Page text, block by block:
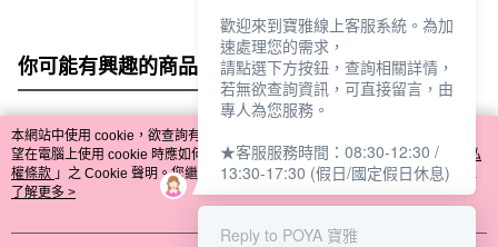
你可能有興趣的商品 全站排行
熱門標籤
本網站中使用 cookie，欲查詢有關本網站使用 cookie 方式之詳情，及若您不希
望在電腦上使用 cookie 時應如何變更電腦的 cookie 設定，請參閱本網站「
隱私
權條款 」之 Cookie 聲明。您繼續使用本網站即表示您同意本公司得按本網站使
用條款之 Cookie 聲明使用 cookie。
了解更多 >
歡迎來到寶雅線上客服系統。為加
速處理您的需求，
請點選下方按鈕，查詢相關詳情，
若無欲查詢資訊，可直接留言，由
專人為您服務。
★客服服務時間：08:30-12:30 /
13:30-17:30 (假日/國定假日休息)
Reply to POYA 寶雅